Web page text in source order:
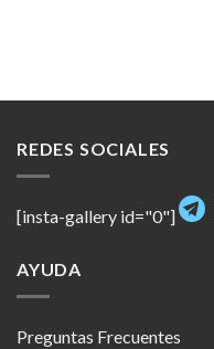
REDES SOCIALES
[insta-gallery id="0"]
AYUDA
Preguntas Frecuentes